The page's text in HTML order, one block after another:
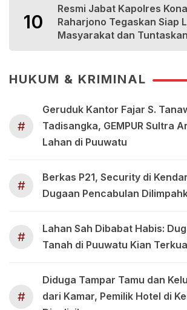
10
Resmi Jabat Kapolres
Raharjono Tegaskan Siap
Masyarakat dan
HUKUM & KRIMINAL
#
Geruduk Kantor Fajar S.
Tadisangka, GEMPUR Sultra
Lahan di Puuwatu
#
Berkas P21, Security di
Dugaan Pencabulan
#
Lahan Sah Dibabat Habis:
Tanah di Puuwatu Kian
#
Diduga Tampar Tamu dan
dari Kamar, Pemilik Hotel di